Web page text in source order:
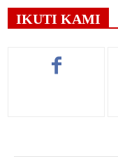
IKUTI KAMI